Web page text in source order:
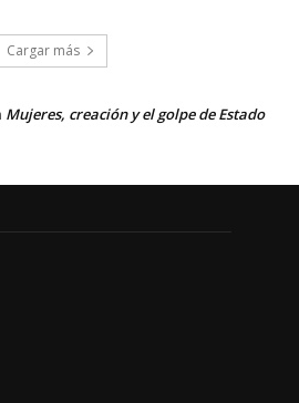
Cargar más
Mujeres, creación y el golpe de Estado